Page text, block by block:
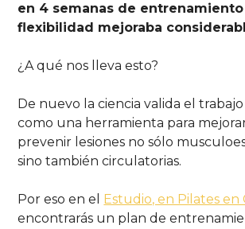
en 4 semanas de entrenamiento
flexibilidad mejoraba
¿A qué nos lleva esto?
De nuevo la ciencia valida el
como una herramienta para
prevenir lesiones no sólo
sino también circulatorias.
Por eso en el Estudio, en Pilates en
encontrarás un plan de